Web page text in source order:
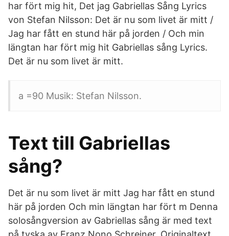
har fört mig hit, Det jag Gabriellas Sång Lyrics
von Stefan Nilsson: Det är nu som livet är mitt /
Jag har fått en stund här på jorden / Och min
längtan har fört mig hit Gabriellas sång Lyrics.
Det är nu som livet är mitt.
a =90 Musik: Stefan Nilsson.
Text till Gabriellas
sång?
Det är nu som livet är mitt Jag har fått en stund
här på jorden Och min längtan har fört m Denna
solosångversion av Gabriellas sång är med text